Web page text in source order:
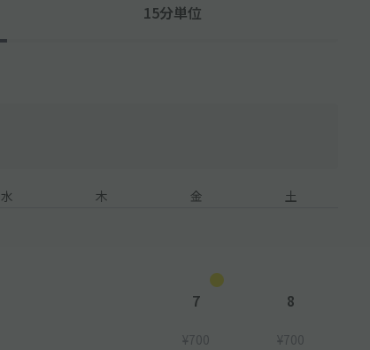
15分単位
水 木 金 土
7
¥700
8
¥700